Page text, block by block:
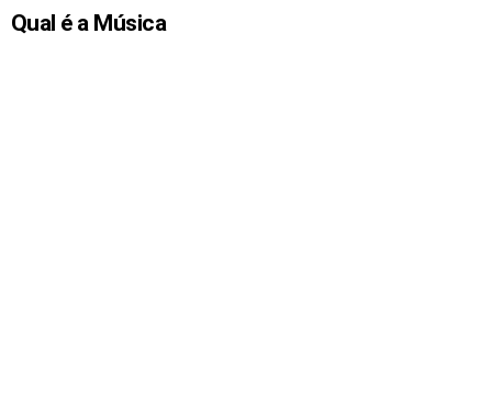
Qual é a Música